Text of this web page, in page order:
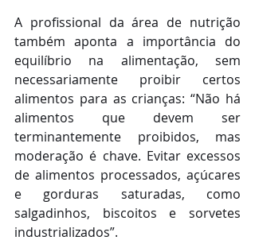
A profissional da área de nutrição
também aponta a importância do
equilíbrio na alimentação, sem
necessariamente proibir certos
alimentos para as crianças: “Não há
alimentos que devem ser
terminantemente proibidos, mas
moderação é chave. Evitar excessos
de alimentos processados, açúcares
e gorduras saturadas, como
salgadinhos, biscoitos e sorvetes
industrializados”.